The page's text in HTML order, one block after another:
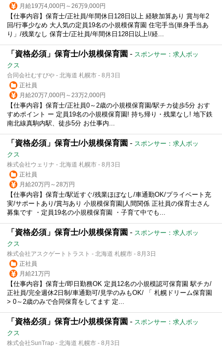
月給19万4,000円～26万9,000円
【仕事内容】保育士/正社員/年間休日128日以上 経験加算あり 賞与年2
回/行事少なめ 大人気の定員19名の小規模保育園 住宅手当(単身手当あ
り」/残業なし 保育士/正社員/年間休日128日以上!/経...
「資格必須」保育士/小規模保育園 - スポンサー：求人ボッ
クス
合同会社むすびや - 北海道 札幌市 - 8月3日
正社員
月給20万7,000円～23万2,000円
【仕事内容】保育士/正社員0～2歳の小規模保育園/駅チカ徒歩5分 おす
すめポイント ー 定員19名の小規模保育園! 持ち帰り・残業なし! 地下鉄
南北線真駒内駅、徒歩5分 お仕事内...
「資格必須」保育士/小規模保育園 - スポンサー：求人ボッ
クス
株式会社ウェリナ - 北海道 札幌市 - 8月3日
正社員
月給20万円～28万円
【仕事内容】保育士/駅近すぐ/残業ほぼなし/車通勤OK/プライベート充
実/サポートあり/賞与あり 小規模保育園|人間関係 正社員の保育士さん
募集です ・定員19名の小規模保育園 ・子育て中でも...
「資格必須」保育士/小規模保育園 - スポンサー：求人ボッ
クス
株式会社アスクゲートトラスト - 北海道 札幌市 - 8月3日
正社員
月給21万円
【仕事内容】保育士/即日勤務OK 定員12名の小規模認可保育園 駅チカ/
正社員/完全週休2日制/車通勤可/見学のみもOK/ 「 札幌ドリーム保育園
> 0～2歳のみで合同保育をしてます 定...
「資格必須」保育士/小規模保育園 - スポンサー：求人ボッ
クス
株式会社SunTrap - 北海道 札幌市 - 8月3日